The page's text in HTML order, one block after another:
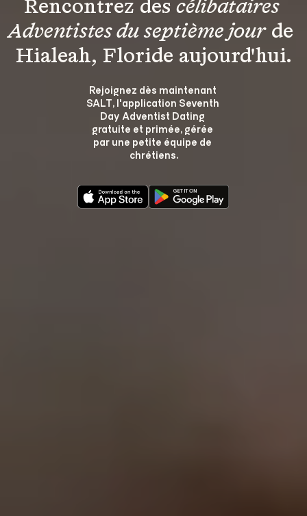
Rencontrez des célibataires
Adventistes du septième jour de
Hialeah, Floride aujourd'hui.
Rejoignez dès maintenant
SALT, l'application Seventh
Day Adventist Dating
gratuite et primée, gérée
par une petite équipe de
chrétiens.